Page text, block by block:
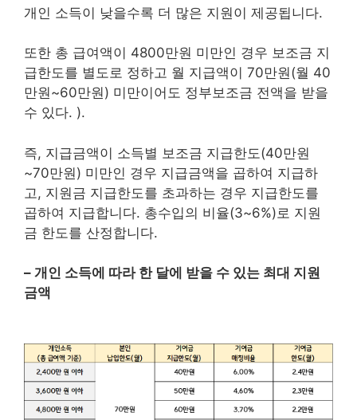
개인 소득이 낮을수록 더 많은 지원이 제공됩니다.
또한 총 급여액이 4800만원 미만인 경우 보조금 지
급한도를 별도로 정하고 월 지급액이 70만원(월 40
만원~60만원) 미만이어도 정부보조금 전액을 받을
수 있다. ).
즉, 지급금액이 소득별 보조금 지급한도(40만원
~70만원) 미만인 경우 지급금액을 곱하여 지급하
고, 지원금 지급한도를 초과하는 경우 지급한도를
곱하여 지급합니다. 총수입의 비율(3~6%)로 지원
금 한도를 산정합니다.
– 개인 소득에 따라 한 달에 받을 수 있는 최대 지원
금액